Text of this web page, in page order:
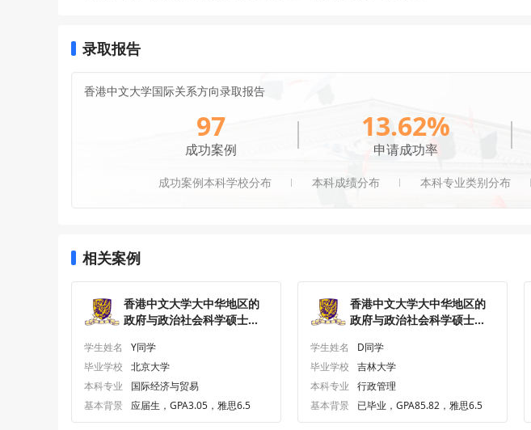
录取报告
香港中文大学国际关系方向录取报告
97
成功案例
13.62%
申请成功率
成功案例本科学校分布 本科成绩分布 本科专业类别分布
相关案例
香港中文大学大中华地区的
政府与政治社会科学硕士研
学生姓名
Y同学
毕业学校
北京大学
本科专业
国际经济与贸易
基本背景
应届生，GPA3.05，雅思6.5
香港中文大学大中华地区的
政府与政治社会科学硕士研
学生姓名
D同学
毕业学校
吉林大学
本科专业
行政管理
基本背景
已毕业，GPA85.82，雅思6.5